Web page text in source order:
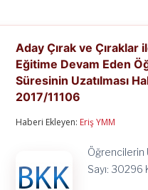
Aday Çırak ve Çıraklar
Eğitime Devam Eden
Süresinin Uzatılması
2017/11106
Haberi Ekleyen: Eriş YMM
Öğrencilerin
Sayı: 30296